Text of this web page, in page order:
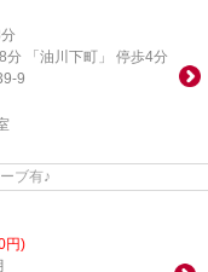
分 「油川下町」 停歩4分
9
ブ有♪
円)